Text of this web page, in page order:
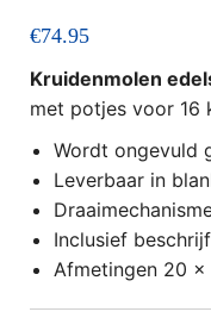
€74.95
Kruidenmolen
met potjes voor 16
Wordt ongevuld
Leverbaar in
Inclusief
Afmetingen 20 x